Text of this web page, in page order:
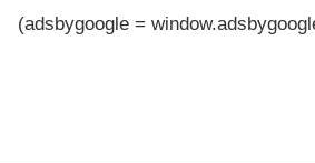
(adsbygoogle =